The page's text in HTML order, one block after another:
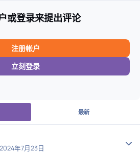
或登录来提出评论
注册帐户
立刻登录
最新
2024年7月23日